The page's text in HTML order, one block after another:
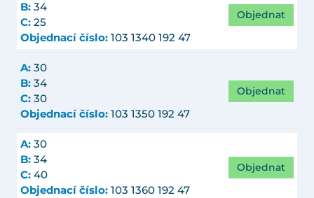
B: 34
C: 25
Objednací číslo: 103 1340 192 47
Objednat
A: 30
B: 34
C: 30
Objednací číslo: 103 1350 192 47
Objednat
A: 30
B: 34
C: 40
Objednací číslo: 103 1360 192 47
Objednat